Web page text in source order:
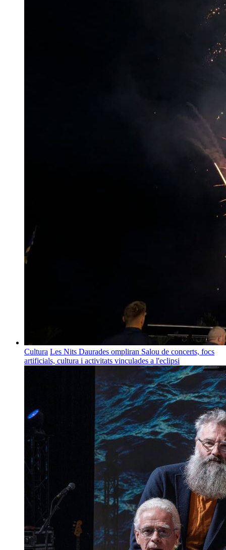
Cultura Les Nits Daurades ompliran Salou de concerts, focs
artificials, cultura i activitats vinculades a l'eclipsi